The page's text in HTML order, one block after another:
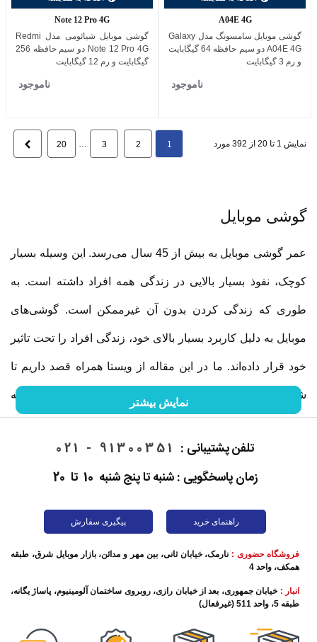
A04E 4G
گوشی موبایل سامسونگ مدل Galaxy
A04E 4G دو سیم حافظه 64 گیگابایت
و رم 3 گیگابایت
ناموجود
Note 12 Pro 4G
گوشی موبایل شیائومی مدل Redmi
Note 12 Pro 4G دو سیم حافظه 256
گیگابایت و رم 12 گیگابایت
ناموجود
نمایش 1 تا 20 از 392 مورد 1
2
3
…
20
گوشی موبایل
عمر گوشی موبایل به بیش از 45 سال می‌رسد. این وسیله بسیار
کوچک، نفوذ بسیار بالایی در زندگی همه افراد داشته است. به
طوری که زندگی کردن بدون آن غیرممکن است. گوشی‌های
موبایل به دلیل کاربرد بسیار بالای خود، زندگی افراد را تحت تاثیر
خود قرار داده‌اند. ما در این مقاله از ویستا همراه قصد داریم تا
شما را با گوشی موبایل و خصوصیات آن آشنا کنیم. ما را در ادامه
نمایش بیشتر
تلفن پشتیبانی : 91300351 - 021
زمان پاسخگویی : شنبه تا پنج شنبه 10 تا 20
راهنمای خرید پیگیری سفارش
فروشگاه حضوری : نارمک، خیابان ثانی، بین مهر و مدائن، بازار موبایل شرق، طبقه
همکف، واحد 4
انبار : خیابان جمهوری، بعد از خیابان رازی، روبروی ساختمان آلومینیوم، پاساژ یگانه،
طبقه 5، واحد 511 (غیرفعال)